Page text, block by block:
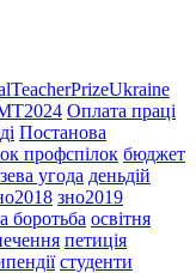
Оплата праці
Постанова
профспілок бюджет
угода деньдій
зно2019
боротьба освітня
петиція
студенти